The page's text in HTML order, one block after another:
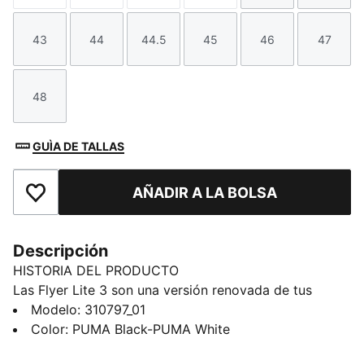
Talla
43
Talla
44
Talla
44.5
Talla
45
Talla
46
Talla
47
Talla
48
GUÌA DE TALLAS
Añade a favoritosAÑADIR A LA BOLSA
Descripción
HISTORIA DEL PRODUCTO
Las Flyer Lite 3 son una versión renovada de tus
zapatillas de running favoritas. Con una nueva silueta
atrevida y un empeine elegante, estas zapatillas
Modelo: 310797_01
Color: PUMA Black-PUMA White